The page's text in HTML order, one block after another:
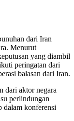
dari Iran
Menurut
yang diambil
peringatan dari
balasan dari Iran.
dari aktor negara
perlindungan
dalam konferensi